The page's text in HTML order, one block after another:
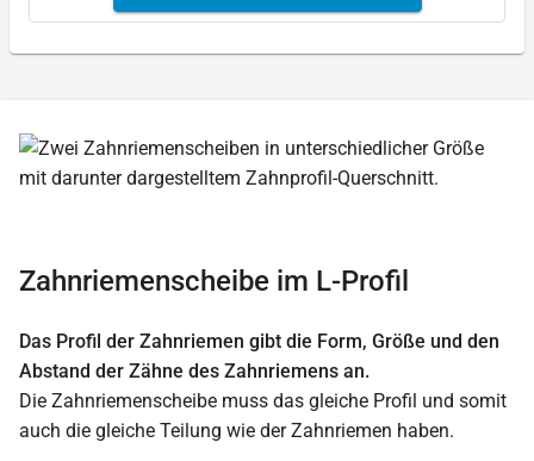
Zahnriemenscheibe im L-Profil
Das Profil der Zahnriemen gibt die Form, Größe und den
Abstand der Zähne des Zahnriemens an.
Die Zahnriemenscheibe muss das gleiche Profil und somit
auch die gleiche Teilung wie der Zahnriemen haben.